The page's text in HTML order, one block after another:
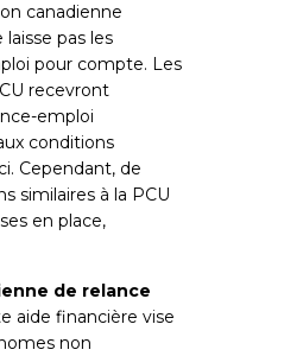
canadienne
laisse pas les
pour compte. Les
recevront
emploi
conditions
Cependant, de
similaires à la PCU
en place,
de relance
aide financière vise
non